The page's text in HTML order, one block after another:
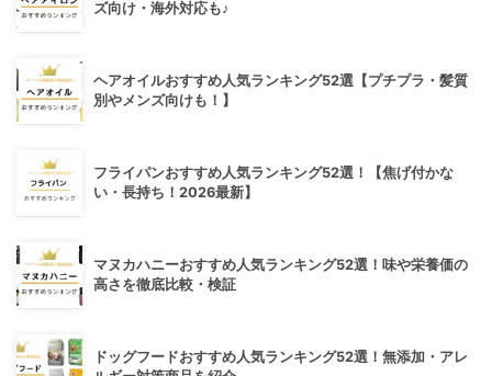
ズ向け・海外対応も♪
ヘアオイルおすすめ人気ランキング52選【プチプラ・髪質
別やメンズ向けも！】
フライパンおすすめ人気ランキング52選！【焦げ付かな
い・長持ち！2026最新】
マヌカハニーおすすめ人気ランキング52選！味や栄養価の
高さを徹底比較・検証
ドッグフードおすすめ人気ランキング52選！無添加・アレ